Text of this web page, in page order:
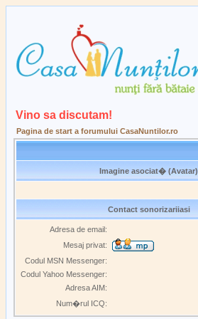
Vino sa discutam!
Pagina de start a forumului CasaNuntilor.ro
Imagine asociat� (Avatar)
Contact sonorizariiasi
Adresa de email:
Mesaj privat:
Codul MSN Messenger:
Codul Yahoo Messenger:
Adresa AIM:
Num�rul ICQ: